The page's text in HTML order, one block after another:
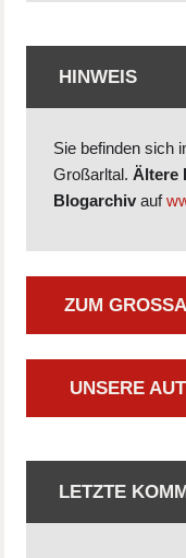
HINWEIS
Sie befinden sich
Großarltal.Ältere
Blogarchiv auf
ZUM
UNSERE
LETZTE